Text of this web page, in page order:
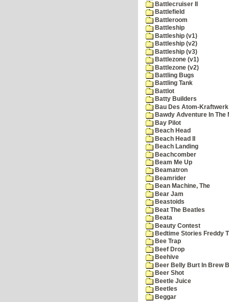
Battlecruiser II
Battlefield
Battleroom
Battleship
Battleship (v1)
Battleship (v2)
Battleship (v3)
Battlezone (v1)
Battlezone (v2)
Battling Bugs
Battling Tank
Battlot
Batty Builders
Bau Des Atom-Kraftwerk
Bawdy Adventure In The
Bay Pilot
Beach Head
Beach Head II
Beach Landing
Beachcomber
Beam Me Up
Beamatron
Beamrider
Bean Machine, The
Bear Jam
Beastoids
Beat The Beatles
Beata
Beauty Contest
Bedtime Stories Freddy
Bee Trap
Beef Drop
Beehive
Beer Belly Burt In Brew
Beer Shot
Beetle Juice
Beetles
Beggar